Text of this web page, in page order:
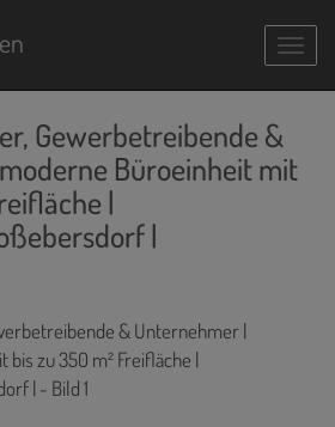
Gewerbetreibende &
Büroeinheit mit
|
|